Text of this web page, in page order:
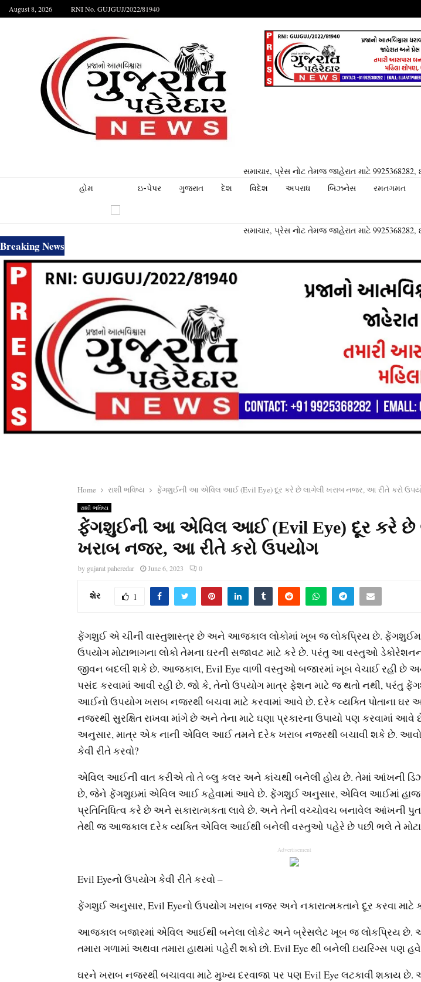
August 8, 2026 RNI No. GUJGUJ/2022/81940
સમાચાર, પ્રેસ નોટ તેમજ જાહેરાત માટે 9925368282,
હોમ ઇ-પેપર ગુજરાત દેશ વિદેશ અપરાધ બિઝનેસ રમતગમત
સમાચાર, પ્રેસ નોટ તેમજ જાહેરાત માટે 9925368282,
Breaking News ⇝
Home રાશી ભવિષ્ય ફેંગશુઈની આ એવિલ આઈ (Evil Eye) દૂર કરે છે લાગેલી ખરાબ નજર, આ રીતે કરો
રાશી ભવિષ્ય
ફેંગશુઈની આ એવિલ આઈ (Evil Eye) દૂર કરે છે
ખરાબ નજર, આ રીતે કરો ઉપયોગ
by gujarat paheredar June 6, 2023 0
શેર 1
ફેંગશુઈ એ ચીની વાસ્તુશાસ્ત્ર છે અને આજકાલ લોકોમાં ખૂબ જ લોકપ્રિય છે.
ઉપયોગ મોટાભાગના લોકો તેમના ઘરની સજાવટ માટે કરે છે. પરંતુ આ વસ્તુઓ
જીવન બદલી શકે છે. આજકાલ, Evil Eye વાળી વસ્તુઓ બજારમાં ખૂબ વેચાઈ રહી છે અને
પસંદ કરવામાં આવી રહી છે. જો કે, તેનો ઉપયોગ માત્ર ફેશન માટે જ થતો નથી, પરંતુ
આઈનો ઉપયોગ ખરાબ નજરથી બચવા માટે કરવામાં આવે છે. દરેક વ્યક્તિ પોતાના ઘર
નજરથી સુરક્ષિત રાખવા માંગે છે અને તેના માટે ઘણા પ્રકારના ઉપાયો પણ કરવામાં
અનુસાર, માત્ર એક નાની એવિલ આઈ તમને દરેક ખરાબ નજરથી બચાવી શકે છે.
કેવી રીતે કરવો?
એવિલ આઈની વાત કરીએ તો તે બ્લુ કલર અને કાંચથી બનેલી હોય છે. તેમાં આંખની
છે, જેને ફેંગશુઇમાં એવિલ આઈ કહેવામાં આવે છે. ફેંગશુઈ અનુસાર, એવિલ આઈમાં હાજર
પ્રતિનિધિત્વ કરે છે અને સકારાત્મકતા લાવે છે. અને તેની વચ્ચોવચ બનાવેલ આંખની
તેથી જ આજકાલ દરેક વ્યક્તિ એવિલ આઈથી બનેલી વસ્તુઓ પહેરે છે પછી ભલે તે મોટા
Advertisement
Evil Eyeનો ઉપયોગ કેવી રીતે કરવો –
ફેંગશુઈ અનુસાર, Evil Eyeનો ઉપયોગ ખરાબ નજર અને નકારાત્મકતાને દૂર કરવા માટે
આજકાલ બજારમાં એવિલ આઈથી બનેલા લોકેટ અને બ્રેસલેટ ખૂબ જ લોકપ્રિય છે. આ
તમારા ગળામાં અથવા તમારા હાથમાં પહેરી શકો છો. Evil Eye થી બનેલી ઇયરિંગ્સ પણ
ઘરને ખરાબ નજરથી બચાવવા માટે મુખ્ય દરવાજા પર પણ Evil Eye લટકાવી શકાય છે.